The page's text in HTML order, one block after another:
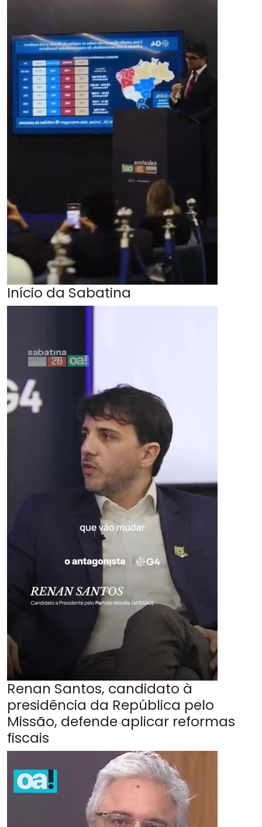
Início da Sabatina
Renan Santos, candidato à
presidência da República pelo
Missão, defende aplicar reformas
fiscais